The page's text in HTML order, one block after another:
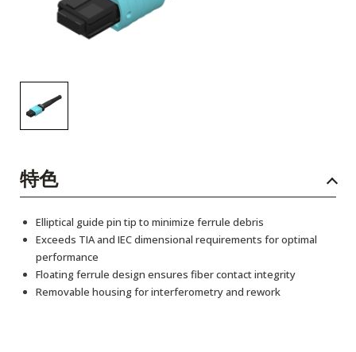
特色
Elliptical guide pin tip to minimize ferrule debris
Exceeds TIA and IEC dimensional requirements for optimal
performance
Floating ferrule design ensures fiber contact integrity
Removable housing for interferometry and rework